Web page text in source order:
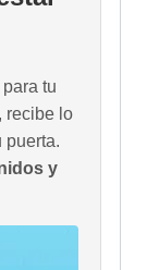
tu
recibe lo
puerta.
y